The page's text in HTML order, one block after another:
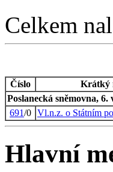
Celkem
Číslo Krátký
Poslanecká sněmovna,
691/0 Vl.n.z. o Státním
Hlavní